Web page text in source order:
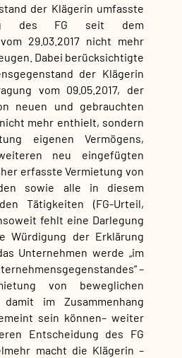
der Klägerin umfasste
des FG seit dem
29.03.2017 nicht mehr
Dabei berücksichtigte
der Klägerin
vom 09.05.2017, der
neuen und gebrauchten
mehr enthielt, sondern
eigenen Vermögens,
neu eingefügten
erfasste Vermietung von
sowie alle in diesem
Tätigkeiten (FG-Urteil,
fehlt eine Darlegung
Würdigung der Erklärung
Unternehmen werde „im
–
von beweglichen
im Zusammenhang
sein können– weiter
Entscheidung des FG
macht die Klägerin –